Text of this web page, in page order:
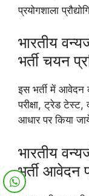
प्रयोगशाला
भारतीय
भर्ती चयन
इस भर्ती में आवेदन
परीक्षा, ट्रेड
आधार पर किया
भारतीय
भर्ती आवेदन